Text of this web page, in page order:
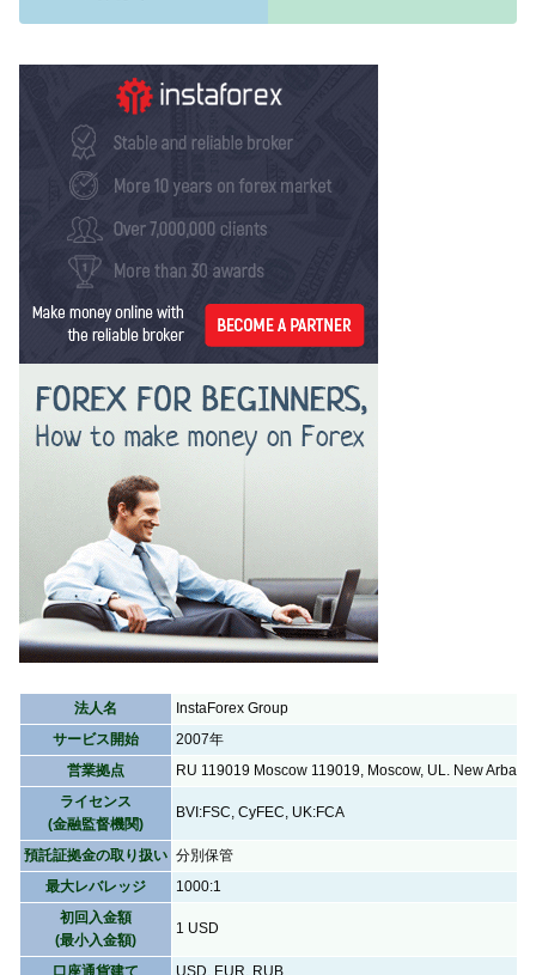
法人名
InstaForex Group
サービス開始
2007年
営業拠点
RU 119019 Moscow 119019, Moscow, UL. New Arbat
ライセンス
(金融監督機関)
BVI:FSC, CyFEC, UK:FCA
預託証拠金の取り扱い 分別保管
最大レバレッジ
1000:1
初回入金額
(最小入金額)
1 USD